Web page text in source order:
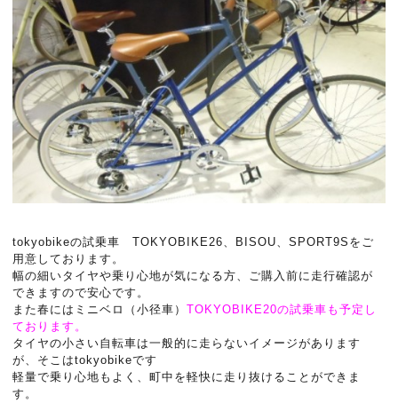
tokyobikeの試乗車 TOKYOBIKE26、BISOU、SPORT9Sをご
用意しております。
幅の細いタイヤや乗り心地が気になる方、ご購入前に走行確認が
できますので安心です。
また春にはミニベロ（小径車）TOKYOBIKE20の試乗車も予定し
ております。
タイヤの小さい自転車は一般的に走らないイメージがあります
が、そこはtokyobikeです
軽量で乗り心地もよく、町中を軽快に走り抜けることができま
す。